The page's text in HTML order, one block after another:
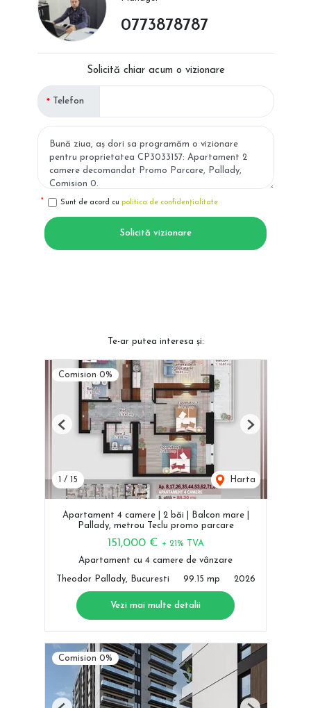
0773878787
Solicită chiar acum o vizionare
Telefon
Sunt de acord cu politica de confidențialitate
Solicită vizionare
Te-ar putea interesa și:
Comision 0%
/ 15 Harta
Previous Next
Apartament 4 camere | 2 băi | Balcon mare |
Pallady, metrou Teclu promo parcare
151,000 € + 21% TVA
Apartament cu 4 camere de vânzare
Theodor Pallady, Bucuresti 99.15 mp 2026
Vezi mai multe detalii
Comision 0%